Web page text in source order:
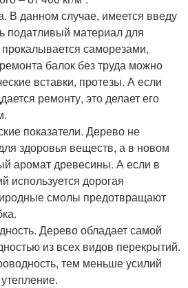
В данном случае, имеется введу
податливый материал для
саморезами,
балок без труда можно
вставки, протезы. А если
ремонту, это делает его
показатели. Дерево не
здоровья веществ, а в новом
аромат древесины. А если в
используется дорогая
смолы предотвращают
Дерево обладает самой
из всех видов перекрытий.
тем меньше усилий